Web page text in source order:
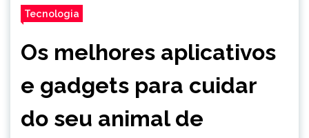
Tecnologia
Os melhores aplicativos
e gadgets para cuidar
do seu animal de